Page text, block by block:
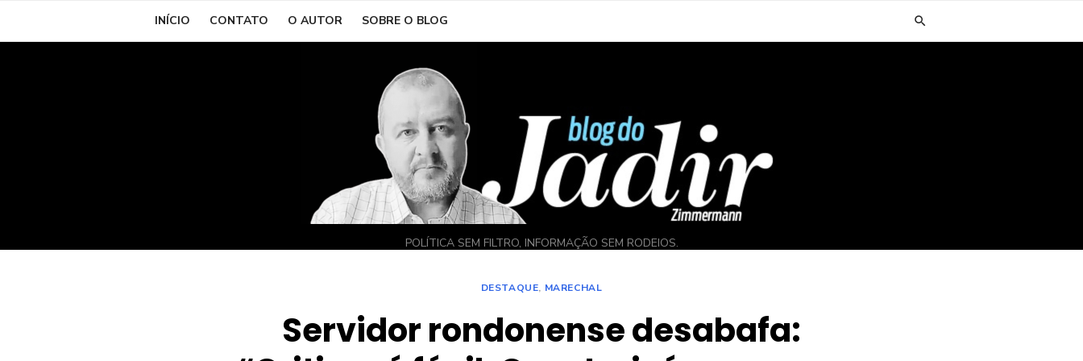
INÍCIO CONTATO O AUTOR SOBRE O BLOG
POLÍTICA SEM FILTRO, INFORMAÇÃO SEM RODEIOS.
DESTAQUE, MARECHAL
Servidor rondonense desabafa: